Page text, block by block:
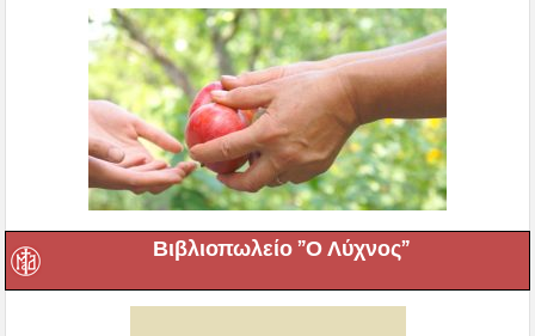
Βιβλιοπωλείο ”Ο Λύχνος”